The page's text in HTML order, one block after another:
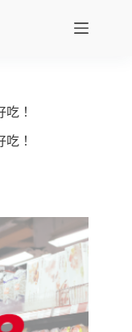
！
！